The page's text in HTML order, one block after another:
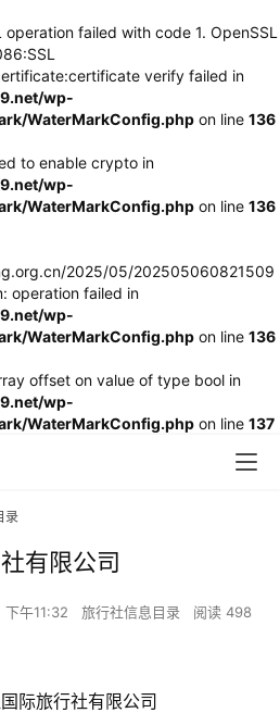
operation failed with code 1. OpenSSL
verify failed in
wp-
WaterMarkConfig.php on line 136
to enable crypto in
wp-
WaterMarkConfig.php on line 136
2025/05/202505060821509
operation failed in
wp-
WaterMarkConfig.php on line 136
offset on value of type bool in
wp-
WaterMarkConfig.php on line 137
录
有限公司
午11:32 旅行社信息目录 阅读 498
际旅行社有限公司